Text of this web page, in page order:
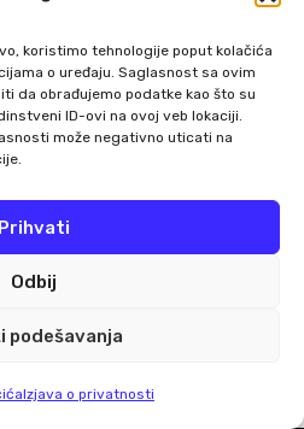
koristimo tehnologije poput kolačića
o uređaju. Saglasnost sa ovim
da obrađujemo podatke kao što su
ID-ovi na ovoj veb lokaciji.
može negativno uticati na
Prihvati
Odbij
podešavanja
Izjava o privatnosti
(193)
(78)
(85)